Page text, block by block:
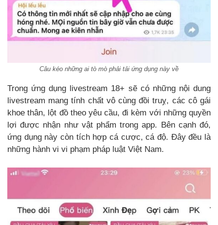
Câu kéo những ai tò mò phải tải ứng dụng này về
Trong ứng dụng livestream 18+ sẽ có những nội dung
livestream mang tính chất vô cùng đồi truỵ, các cô gái
khoe thân, lột đồ theo yêu cầu, đi kèm với những quyền
lợi được nhận như vật phẩm trong app. Bên cạnh đó,
ứng dụng này còn tích hợp cá cược, cá độ. Đây đều là
những hành vi vi phạm pháp luật Việt Nam.